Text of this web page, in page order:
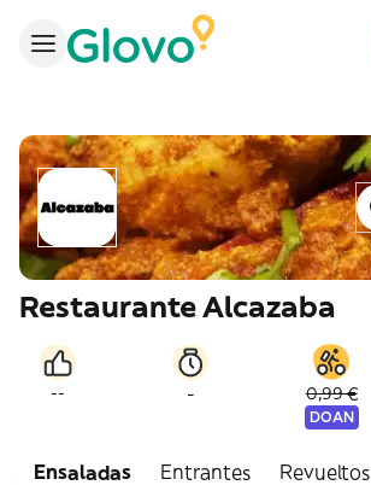
Restaurante Alcazaba
-- - 0,99 €
DOAN
Ensaladas Entrantes Revueltos